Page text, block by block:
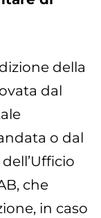
della
dal
o dal
che
in caso